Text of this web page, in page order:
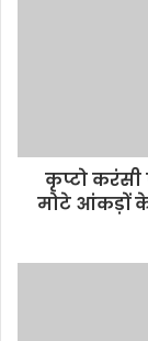
कृप्टो करंसी
मोटे आंकड़ों